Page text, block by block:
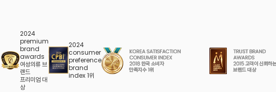
2024
premium
brand
awards
여성의류 브
랜드
프리미엄 대
상
2024
consumer
preference
brand
index 1위